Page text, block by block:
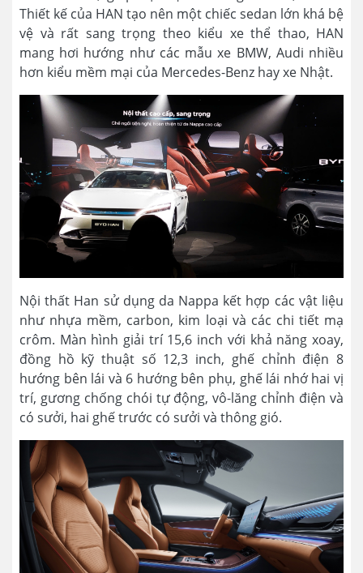
Thiết kế của HAN tạo nên một chiếc sedan lớn khá bệ
vệ và rất sang trọng theo kiểu xe thể thao, HAN
mang hơi hướng như các mẫu xe BMW, Audi nhiều
hơn kiểu mềm mại của Mercedes-Benz hay xe Nhật.
Nội thất Han sử dụng da Nappa kết hợp các vật liệu
như nhựa mềm, carbon, kim loại và các chi tiết mạ
crôm. Màn hình giải trí 15,6 inch với khả năng xoay,
đồng hồ kỹ thuật số 12,3 inch, ghế chỉnh điện 8
hướng bên lái và 6 hướng bên phụ, ghế lái nhớ hai vị
trí, gương chống chói tự động, vô-lăng chỉnh điện và
có sưởi, hai ghế trước có sưởi và thông gió.